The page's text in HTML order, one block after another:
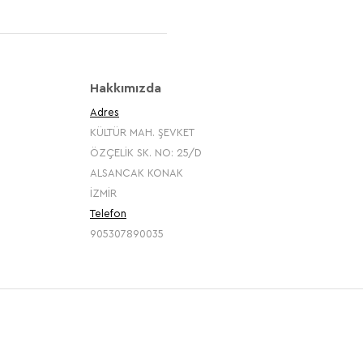
Hakkımızda
Adres
KÜLTÜR MAH. ŞEVKET
ÖZÇELİK SK. NO: 25/D
ALSANCAK KONAK
İZMİR
Telefon
905307890035